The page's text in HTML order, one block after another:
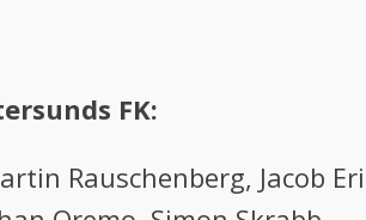
FK:
Rauschenberg, Jacob